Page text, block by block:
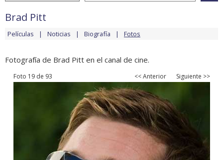
Brad Pitt
Películas Noticias Biografía Fotos
Fotografía de Brad Pitt en el canal de cine.
Foto 19 de 93 << Anterior Siguiente >>